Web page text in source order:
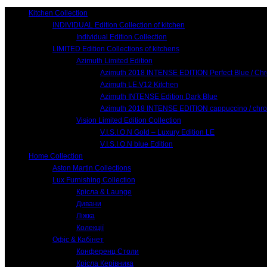
Kitchen Collection
INDIVIDUAL Edition Collection of kitchen
Individual Edition Collection
LIMITED Edition Collections of kitchens
Azimuth Limited Edition
Azimuth 2018 INTENSE EDITION Perfect Blue /
Azimuth LE.V12 Kitchen
Azimuth INTENSE Edition Dark Blue
Azimuth 2018 INTENSE EDITION cappuccino /
Vision Limited Edition Collection
V.I.S.I.O.N Gold – Luxury Edition LE
V.I.S.I.O.N blue Edition
Home Collection
Aston Martin Collections
Lux Furnishing Collection
Крісла & Launge
Дивани
Ліжка
Колекції
Офіс & Кабінет
Конференц Столи
Крісла Керівника